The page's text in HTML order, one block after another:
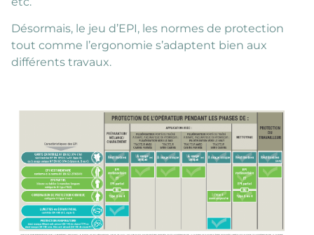
Désormais, le jeu d’EPI, les normes de protection
tout comme l’ergonomie s’adaptent bien aux
différents travaux.